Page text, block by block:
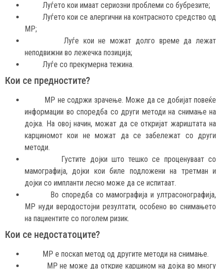
Луѓето кои имаат сериозни проблеми со бубрезите;
Луѓето кои се алергични на контрасното средство од
МР;
Луѓе кои не можат долго време да лежат
неподвижни во лежечка позиција;
Луѓе со прекумерна тежина.
Кои се предностите?
МР не содржи зрачење. Може да се добијат повеќе
информации во споредба со други методи на снимање на
дојка. На овој начин, можат да се откријат жариштата на
карциномот кои не можат да се забележат со други
методи.
Густите дојки што тешко се проценуваат со
мамографија, дојки кои биле подложени на третман и
дојки со импланти лесно може да се испитаат.
Во споредба со мамографија и ултрасонографија,
МР нуди веродостојни резултати, особено во снимањето
на пациентите со поголем ризик.
Кои се недостатоците?
МР е поскап метод од другите методи на снимање.
МР не може да открие карцином на дојка во многу